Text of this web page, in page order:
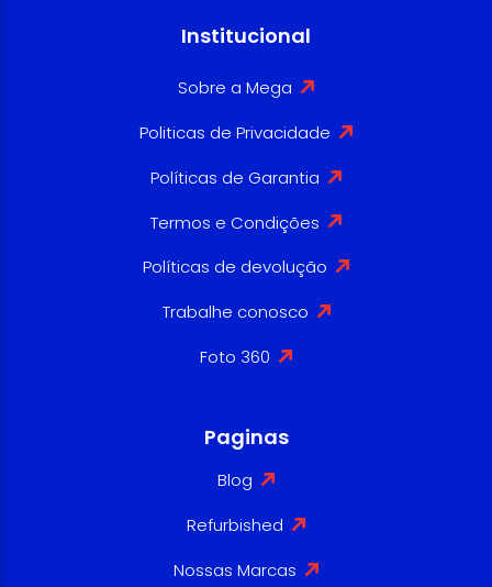
Institucional
Sobre a Mega
Politicas de Privacidade
Políticas de Garantia
Termos e Condições
Políticas de devolução
Trabalhe conosco
Foto 360
Paginas
Blog
Refurbished
Nossas Marcas